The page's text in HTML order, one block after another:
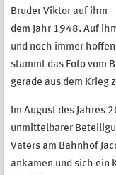
Bruder Viktor auf ihm
dem Jahr 1948. Auf
und noch immer
stammt das Foto vom
gerade aus dem Krieg
Im August des Jahres
unmittelbarer
Vaters am Bahnhof
ankamen und sich ein